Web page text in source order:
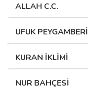
ALLAH C.C.
UFUK PEYGAMBERİ
KURAN İKLİMİ
NUR BAHÇESİ